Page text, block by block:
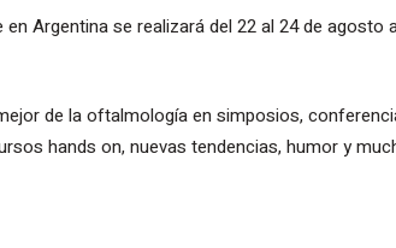
Argentina se realizará del 22 al 24 de agosto
de la oftalmología en simposios,
hands on, nuevas tendencias, humor y